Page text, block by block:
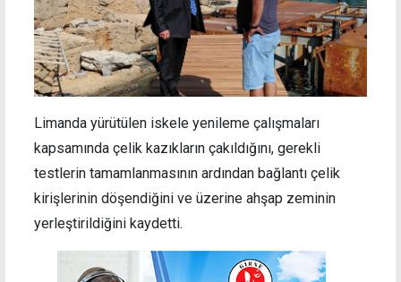
Limanda yürütülen iskele yenileme çalışmaları
kapsamında çelik kazıkların çakıldığını, gerekli
testlerin tamamlanmasının ardından bağlantı çelik
kirişlerinin döşendiğini ve üzerine ahşap zeminin
yerleştirildiğini kaydetti.